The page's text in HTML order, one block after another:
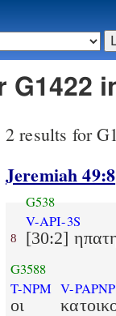
2 results for
Jeremiah 49:8
8
G538
V-API-3S
[30:2]
G3588
T-NPM
οι
V-PAPNP